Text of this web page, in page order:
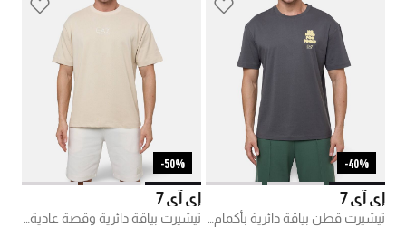
40%-
إي آي 7
50%-
إي آي 7